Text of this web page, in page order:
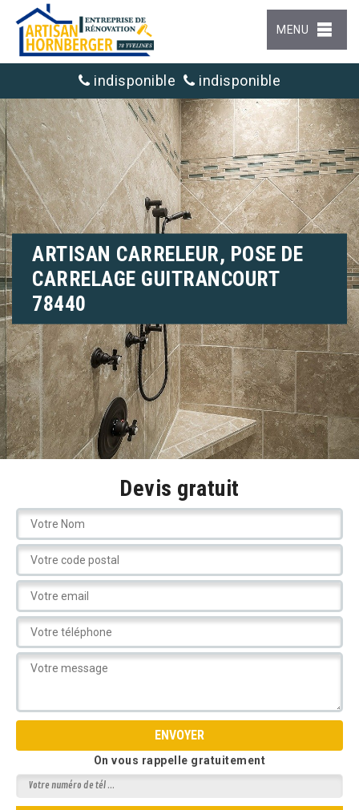
MENU
indisponible indisponible
ARTISAN CARRELEUR, POSE DE
CARRELAGE GUITRANCOURT
78440
Devis gratuit
On vous rappelle gratuitement